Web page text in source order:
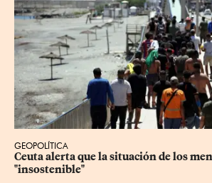
GEOPOLÍTICA
Ceuta alerta que la situación de los
"insostenible"